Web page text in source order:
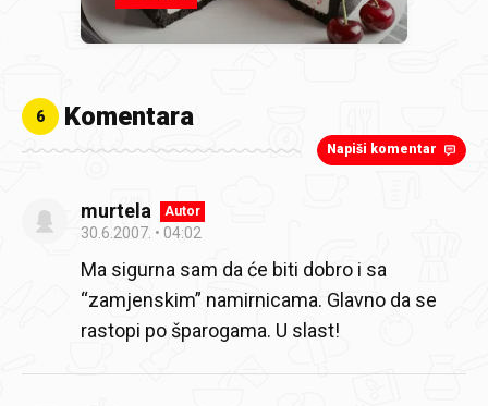
6 Komentara
Napiši komentar
murtela Autor
30.6.2007. 04:02
Ma sigurna sam da će biti dobro i sa
“zamjenskim” namirnicama. Glavno da se
rastopi po šparogama. U slast!